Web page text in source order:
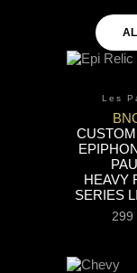
Les
HEAVY
SERIES
299